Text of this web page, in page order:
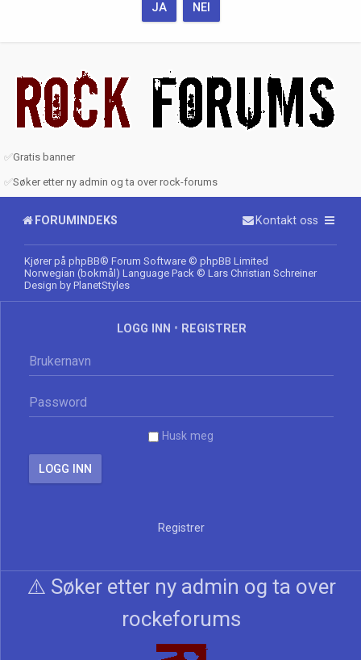
✅Gratis banner
✅Søker etter ny admin og ta over rock-forums
FORUMINDEKS Kontakt oss
Kjører på phpBB® Forum Software © phpBB Limited
Norwegian (bokmål) Language Pack © Lars Christian Schreiner
Design by PlanetStyles
LOGG INN • REGISTRER
Husk meg
Registrer
⚠️ Søker etter ny admin og ta over
rockeforums